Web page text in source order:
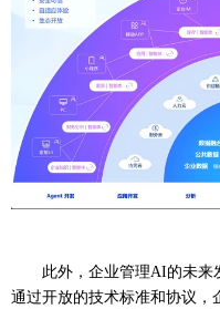
此外，企业管理AI的未来
通过开放的技术标准和协议